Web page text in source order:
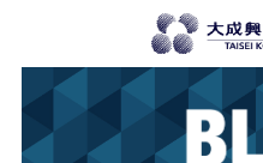
私たちについて
History 歴史
Company profile 会社概要
Access アクセス
Business domain 事業紹介